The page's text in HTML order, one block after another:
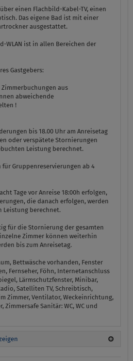
einen Flachbild-Kabel-TV, einen
Das eigene Bad ist mit einer
ausgestattet.
WLAN ist in allen Bereichen der
Gastgebers:
aus
abweichende
!
bis 18.00 Uhr am Anreisetag
oder verspätete Stornierungen
Leistung berechnet.
Gruppenreservierungen ab 4
Tage vor Anreise 18:00h erfolgen,
die danach erfolgen, werden
Leistung berechnet.
für die Stornierung der gesamten
Zimmer können weiterhin
bis zum Anreisetag.
Bettwäsche vorhanden, Fenster
Fernseher, Föhn, Internetanschluss
Lärmschutzfenster, Minibar,
Satelliten TV, Schreibtisch,
Zimmer, Ventilator, Weckeinrichtung,
Zimmersafe Sanitär: WC, WC und